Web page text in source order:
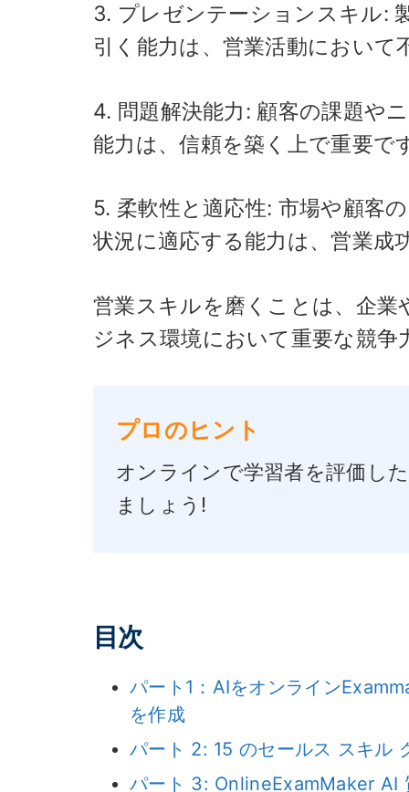
3. プレゼンテーションスキル:
引く能力は、営業活動において
4. 問題解決能力: 顧客の課題や
能力は、信頼を築く上で重要で
5. 柔軟性と適応性: 市場や顧客
状況に適応する能力は、営業成
営業スキルを磨くことは、企
ジネス環境において重要な競
プロのヒント
オンラインで学習者を評価し
ましょう!
目次
パート1：AIをオンライン
を作成
パート 2: 15 のセールス スキル
パート 3: OnlineExamMaker AI